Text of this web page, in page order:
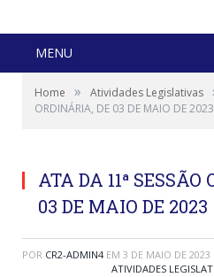
MENU
Home » Atividades Legislativas
ORDINÁRIA, DE 03 DE MAIO DE 2023
ATA DA 11ª
03 DE MAIO DE 2023
POR CR2-ADMIN4 EM 3 DE MAIO DE 2023
ATIVIDADES